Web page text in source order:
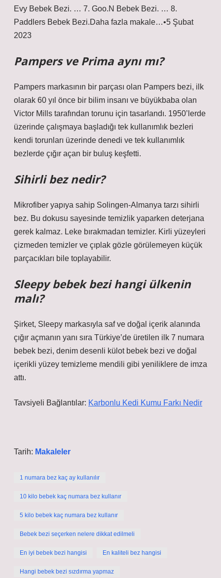
Evy Bebek Bezi. … 7. Goo.N Bebek Bezi. … 8.
Paddlers Bebek Bezi.Daha fazla makale…•5 Şubat
2023
Pampers ve Prima aynı mı?
Pampers markasının bir parçası olan Pampers bezi, ilk
olarak 60 yıl önce bir bilim insanı ve büyükbaba olan
Victor Mills tarafından torunu için tasarlandı. 1950’lerde
üzerinde çalışmaya başladığı tek kullanımlık bezleri
kendi torunları üzerinde denedi ve tek kullanımlık
bezlerde çığır açan bir buluş keşfetti.
Sihirli bez nedir?
Mikrofiber yapıya sahip Solingen-Almanya tarzı sihirli
bez. Bu dokusu sayesinde temizlik yaparken deterjana
gerek kalmaz. Leke bırakmadan temizler. Kirli yüzeyleri
çizmeden temizler ve çıplak gözle görülemeyen küçük
parçacıkları bile toplayabilir.
Sleepy bebek bezi hangi ülkenin
malı?
Şirket, Sleepy markasıyla saf ve doğal içerik alanında
çığır açmanın yanı sıra Türkiye’de üretilen ilk 7 numara
bebek bezi, denim desenli külot bebek bezi ve doğal
içerikli yüzey temizleme mendili gibi yeniliklere de imza
attı.
Tavsiyeli Bağlantılar: Karbonlu Kedi Kumu Farkı Nedir
Tarih: Makaleler
1 numara bez kaç ay kullanılır
10 kilo bebek kaç numara bez kullanır
5 kilo bebek kaç numara bez kullanır
Bebek bezi seçerken nelere dikkat edilmeli
En iyi bebek bezi hangisi En kaliteli bez hangisi
Hangi bebek bezi sızdırma yapmaz